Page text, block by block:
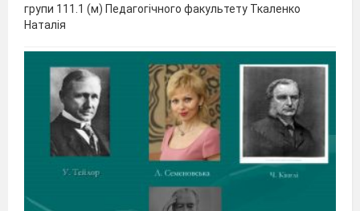
групи 111.1 (м) Педагогічного факультету Ткаленко
Наталія